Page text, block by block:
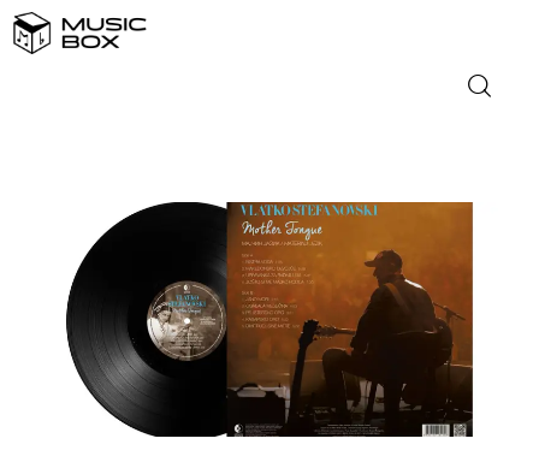
DOMAĆA GLAZBA
STRANA GLAZBA
FILM
MUSIC BOX